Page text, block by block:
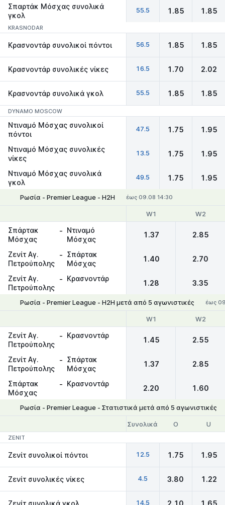
Σπαρτάκ Μόσχας συνολικά
γκολ
55.5 1.85 1.85
KRASNODAR
Κρασνοντάρ συνολικοί πόντοι 56.5 1.85 1.85
Κρασνοντάρ συνολικές νίκες 16.5 1.70 2.02
Κρασνοντάρ συνολικά γκολ 55.5 1.85 1.85
DYNAMO MOSCOW
Ντιναμό Μόσχας συνολικοί
πόντοι
47.5 1.75 1.95
Ντιναμό Μόσχας συνολικές
νίκες
13.5 1.75 1.95
Ντιναμό Μόσχας συνολικά
γκολ
49.5 1.75 1.95
Ρωσία - Premier League - Η2Η έως 09.08 14:30
W1 W2
Σπάρτακ
Μόσχας
- Ντιναμό
Μόσχας
1.37 2.85
Ζενίτ Αγ.
Πετρούπολης
- Σπάρτακ
Μόσχας
1.40 2.70
Ζενίτ Αγ.
Πετρούπολης
- Κρασνοντάρ
1.28 3.35
Ρωσία - Premier League - Η2Η μετά από 5 αγωνιστικές έως
W1 W2
Ζενίτ Αγ.
Πετρούπολης
- Κρασνοντάρ
1.45 2.55
Ζενίτ Αγ.
Πετρούπολης
- Σπάρτακ
Μόσχας
1.37 2.85
Σπάρτακ
Μόσχας
- Κρασνοντάρ
2.20 1.60
Ρωσία - Premier League - Στατιστικά μετά από 5 αγωνιστικές
Συνολικά O U
ZENIT
Ζενίτ συνολικοί πόντοι 12.5 1.75 1.95
Ζενίτ συνολικές νίκες 4.5 3.80 1.22
Ζενίτ συνολικά γκολ 14.5 2.10 1.65